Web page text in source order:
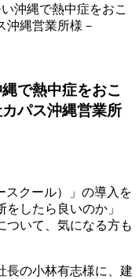
沖縄で熱中症をおこ
沖縄営業所様－
で熱中症をおこ
パス沖縄営業所
スクール）」の導入を
したら良いのか」
ついて、気になる方も
長の小林有志様に、建